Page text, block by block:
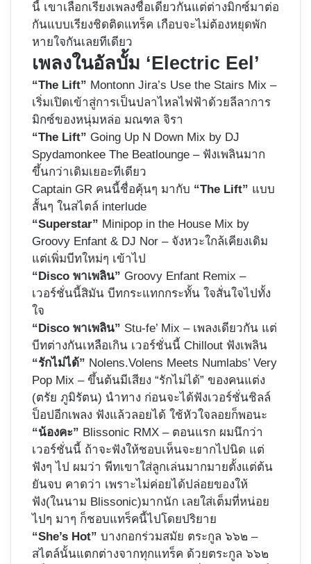
นี้ เขาเลือกเรียงเพลงชื่อเดียวกันแต่ต่างมิกซ์มาต่อ
กันแบบเรียงชิดติดแทร็ค เกือบจะไม่ต้องหยุดพัก
หายใจกันเลยทีเดียว
เพลงในอัลบั้ม ‘Electric Eel’
“The Lift” Montonn Jira’s Use the Stairs Mix –
เริ่มเปิดเข้าสู่การเป็นปลาไหลไฟฟ้าด้วยลีลาการ
มิกซ์ของหนุ่มหล่อ มณฑล จิรา
“The Lift” Going Up N Down Mix by DJ
Spydamonkee The Beatlounge – ฟังเพลินมาก
ขึ้นกว่าเดิมเยอะทีเดียว
Captain GR คนนี้ชื่อคุ้นๆ มากับ “The Lift” แบบ
สั้นๆ ในสไตล์ interlude
“Superstar” Minipop in the House Mix by
Groovy Enfant & DJ Nor – จังหวะใกล้เคียงเดิม
แต่เพิ่มบีทใหม่ๆ เข้าไป
“Disco พาเพลิน” Groovy Enfant Remix –
เวอร์ชั่นนี้สิมัน บีทกระแทกกระทั้น ใจสั่นใจไปทั้ง
ใจ
“Disco พาเพลิน” Stu-fe’ Mix – เพลงเดียวกัน แต่
บีทต่างกันเหลือเกิน เวอร์ชั่นนี้ Chillout ฟังเพลิน
“รักไม่ได้” Nolens.Volens Meets Numlabs’ Very
Pop Mix – ขึ้นต้นมีเสียง “รักไม่ได้” ของคนแต่ง
(ตรัย ภูมิรัตน) นำทาง ก่อนจะได้ฟังเวอร์ชั่นชิลล์
ป็อปอีกเพลง ฟังแล้วลอยได้ ใช้หัวใจลอยก็พอนะ
“น้องคะ” Blissonic RMX – ตอนแรก ผมนึกว่า
เวอร์ชั่นนี้ ถ้าจะฟังให้ชอบเห็นจะยากไปนิด แต่
ฟังๆ ไป ผมว่า พีทเขาใส่ลูกเล่นมากมายตั้งแต่ต้น
ยันจบ คาดว่า เพราะไม่ค่อยได้ปล่อยของให้
ฟัง(ในนาม Blissonic)มากนัก เลยใส่เต็มที่หน่อย
ไปๆ มาๆ ก็ชอบแทร็คนี้ไปโดยปริยาย
“She’s Hot” บางกอกร่วมสมัย ตระกูล ๖๖๒ –
สไตล์นั้นแตกต่างจากทุกแทร็ค ด้วยตระกูล ๖๖๒